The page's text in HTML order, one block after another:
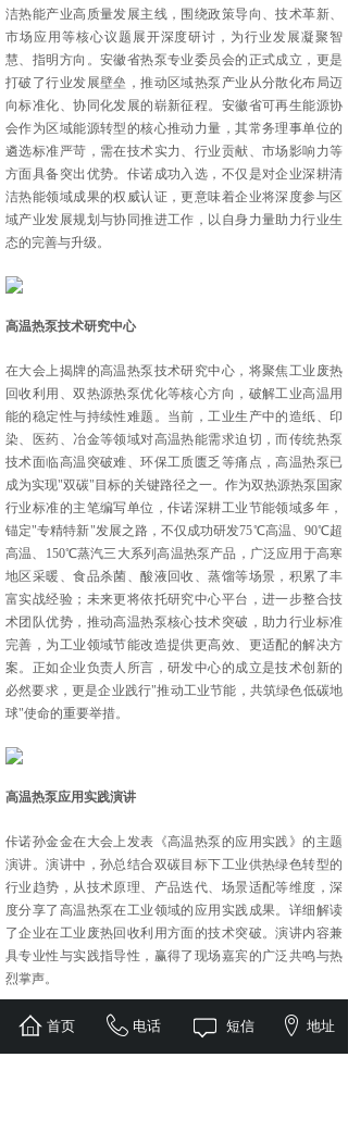
洁热能产业高质量发展主线，围绕政策导向、技术革新、
市场应用等核心议题展开深度研讨，为行业发展凝聚智
慧、指明方向。安徽省热泵专业委员会的正式成立，更是
打破了行业发展壁垒，推动区域热泵产业从分散化布局迈
向标准化、协同化发展的崭新征程。安徽省可再生能源协
会作为区域能源转型的核心推动力量，其常务理事单位的
遴选标准严苛，需在技术实力、行业贡献、市场影响力等
方面具备突出优势。佧诺成功入选，不仅是对企业深耕清
洁热能领域成果的权威认证，更意味着企业将深度参与区
域产业发展规划与协同推进工作，以自身力量助力行业生
态的完善与升级。
高温热泵技术研究中心
在大会上揭牌的高温热泵技术研究中心，将聚焦工业废热
回收利用、双热源热泵优化等核心方向，破解工业高温用
能的稳定性与持续性难题。当前，工业生产中的造纸、印
染、医药、冶金等领域对高温热能需求迫切，而传统热泵
技术面临高温突破难、环保工质匮乏等痛点，高温热泵已
成为实现"双碳"目标的关键路径之一。作为双热源热泵国家
行业标准的主笔编写单位，佧诺深耕工业节能领域多年，
锚定"专精特新"发展之路，不仅成功研发75℃高温、90℃超
高温、150℃蒸汽三大系列高温热泵产品，广泛应用于高寒
地区采暖、食品杀菌、酸液回收、蒸馏等场景，积累了丰
富实战经验；未来更将依托研究中心平台，进一步整合技
术团队优势，推动高温热泵核心技术突破，助力行业标准
完善，为工业领域节能改造提供更高效、更适配的解决方
案。正如企业负责人所言，研发中心的成立是技术创新的
必然要求，更是企业践行"推动工业节能，共筑绿色低碳地
球"使命的重要举措。
高温热泵应用实践演讲
佧诺孙金金在大会上发表《高温热泵的应用实践》的主题
演讲。演讲中，孙总结合双碳目标下工业供热绿色转型的
行业趋势，从技术原理、产品迭代、场景适配等维度，深
度分享了高温热泵在工业领域的应用实践成果。详细解读
了企业在工业废热回收利用方面的技术突破。演讲内容兼
具专业性与实践指导性，赢得了现场嘉宾的广泛共鸣与热
烈掌声。
首页 电话 短信 地址